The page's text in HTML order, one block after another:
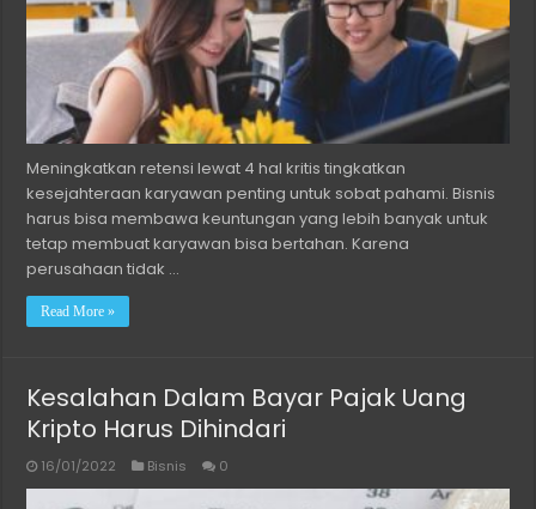
Meningkatkan retensi lewat 4 hal kritis tingkatkan
kesejahteraan karyawan penting untuk sobat pahami. Bisnis
harus bisa membawa keuntungan yang lebih banyak untuk
tetap membuat karyawan bisa bertahan. Karena
perusahaan tidak …
Read More »
Kesalahan Dalam Bayar Pajak Uang
Kripto Harus Dihindari
16/01/2022 Bisnis 0